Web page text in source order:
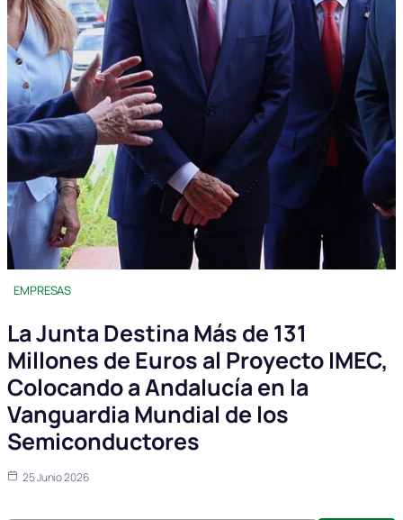
EMPRESAS
La Junta Destina Más de 131
Millones de Euros al Proyecto IMEC,
Colocando a Andalucía en la
Vanguardia Mundial de los
Semiconductores
25 Junio 2026